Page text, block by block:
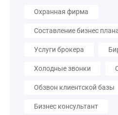
Охранная фирма
Составление бизнес
Услуги брокера
Холодные звонки
Обзвон клиентской базы
Бизнес консультант